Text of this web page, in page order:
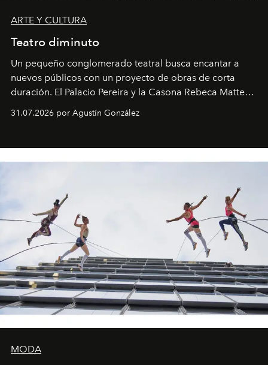
ARTE Y CULTURA
Teatro diminuto
Un pequeño conglomerado teatral busca encantar a
nuevos públicos con un proyecto de obras de corta
duración. El Palacio Pereira y la Casona Rebeca Matte
son algunos de los lugares que han albergado estas
miniobras. Sus puestas en escena son limpias; ponen el
31.07.2026 por Agustín González
MODA